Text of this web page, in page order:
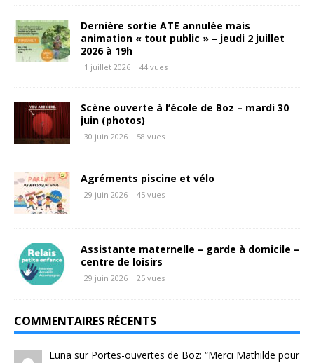
Dernière sortie ATE annulée mais
animation « tout public » – jeudi 2 juillet
2026 à 19h
1 juillet 2026 44 vues
Scène ouverte à l’école de Boz – mardi 30
juin (photos)
30 juin 2026 58 vues
Agréments piscine et vélo
29 juin 2026 45 vues
Assistante maternelle – garde à domicile –
centre de loisirs
29 juin 2026 25 vues
COMMENTAIRES RÉCENTS
Luna sur Portes-ouvertes de Boz: “Merci Mathilde pour